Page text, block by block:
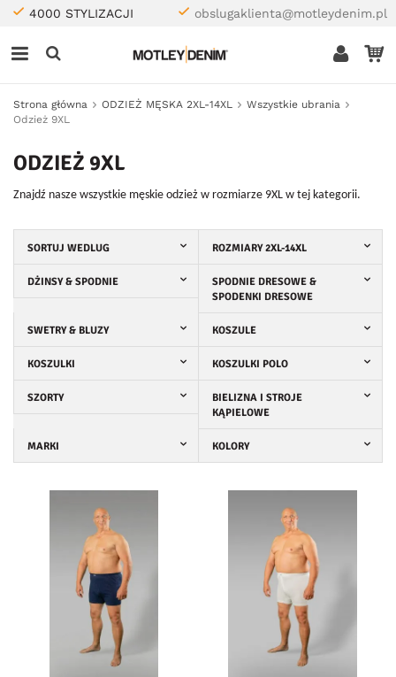
4000 STYLIZACJI obslugaklienta@motleydenim.pl
Strona główna ODZIEŻ MĘSKA 2XL-14XL
Wszystkie ubrania
Odzież 9XL
ODZIEŻ 9XL
Znajdź nasze wszystkie męskie odzież w rozmiarze 9XL w tej kategorii.
SORTUJ WEDLUG ROZMIARY 2XL-14XL
DŻINSY & SPODNIE
SPODNIE DRESOWE &
SPODENKI DRESOWE
SWETRY & BLUZY KOSZULE
KOSZULKI KOSZULKI POLO
SZORTY
BIELIZNA I STROJE
KĄPIELOWE
MARKI KOLORY